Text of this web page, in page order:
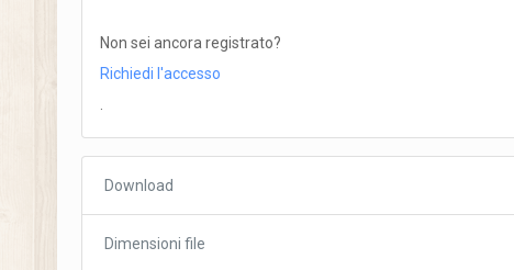
Non sei ancora registrato?
Richiedi l'accesso
Download
Dimensioni file